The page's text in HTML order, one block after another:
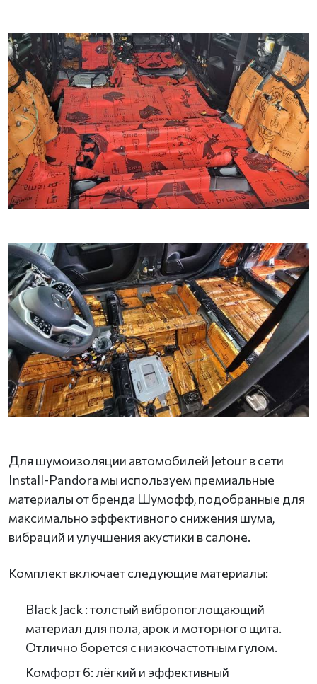
Для шумоизоляции автомобилей Jetour в сети
Install-Pandora мы используем премиальные
материалы от бренда Шумофф, подобранные для
максимально эффективного снижения шума,
вибраций и улучшения акустики в салоне.
Комплект включает следующие материалы:
Black Jack : толстый вибропоглощающий
материал для пола, арок и моторного щита.
Отлично борется с низкочастотным гулом.
Комфорт 6: лёгкий и эффективный